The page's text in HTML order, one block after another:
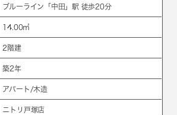
ブルーライン 「 中田 」駅 徒歩20分
14.00㎡
2階建
築2年
アパート/木造
ニトリ戸塚店